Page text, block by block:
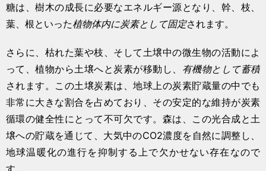
糖は、樹木の成長に必要なエネルギー源となり、幹、枝、
葉、根といった植物体内に炭素として固定されます。
さらに、枯れた葉や枝、そして土壌中の微生物の活動によ
って、植物から土壌へと炭素が移動し、 有機物として蓄積
されます。この土壌炭素は、地球上の炭素貯蔵量の中でも
非常に大きな割合を占めており、その安定的な維持が炭素
循環の健全性にとって不可欠です。森は、この光合成と土
壌への貯蔵を通じて、大気中のCO2濃度を自然に調整し、
地球温暖化の進行を抑制する上で欠かせない存在なので
す。